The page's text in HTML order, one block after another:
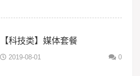
【科技类】媒体套餐
2019-08-01 0